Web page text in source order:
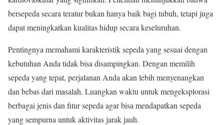
bersepeda secara teratur bukan hanya baik bagi tubuh, tetapi juga
dapat meningkatkan kualitas hidup secara keseluruhan.
Pentingnya memahami karakteristik sepeda yang sesuai dengan
kebutuhan Anda tidak bisa disampingkan. Dengan memilih
sepeda yang tepat, perjalanan Anda akan lebih menyenangkan
dan bebas dari masalah. Luangkan waktu untuk mengeksplorasi
berbagai jenis dan fitur sepeda agar bisa mendapatkan sepeda
yang sempurna untuk aktivitas jarak jauh.